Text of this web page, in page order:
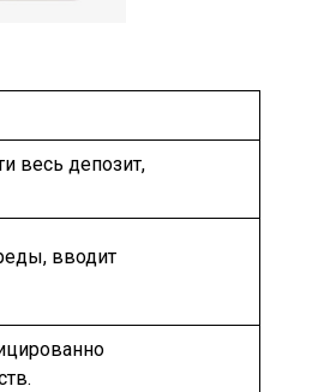
весь депозит,
вводит